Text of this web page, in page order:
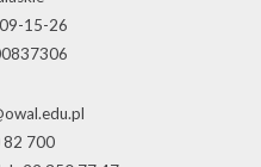
15-26
82 700